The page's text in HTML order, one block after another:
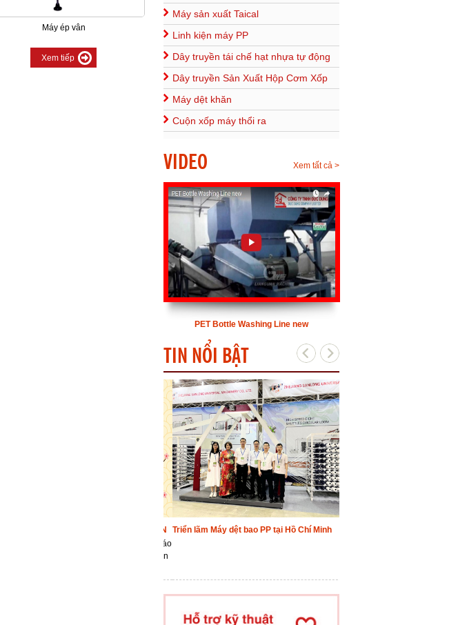
Máy ép vân
Xem tiếp
Máy sản xuất Taical
Linh kiện máy PP
Dây truyền tái chế hạt nhựa tự động
Dây truyền Sản Xuất Hộp Cơm Xốp
Máy dệt khăn
Cuộn xốp máy thổi ra
VIDEO Xem tất cả >
PET Bottle Washing Line new
TIN NỔI BẬT
Triển lãm Máy dệt bao PP tại Hồ Chí Minh